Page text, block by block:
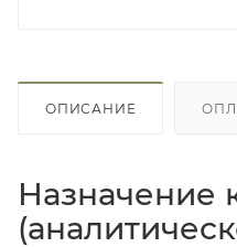
ОПИСАНИЕ
Назначение